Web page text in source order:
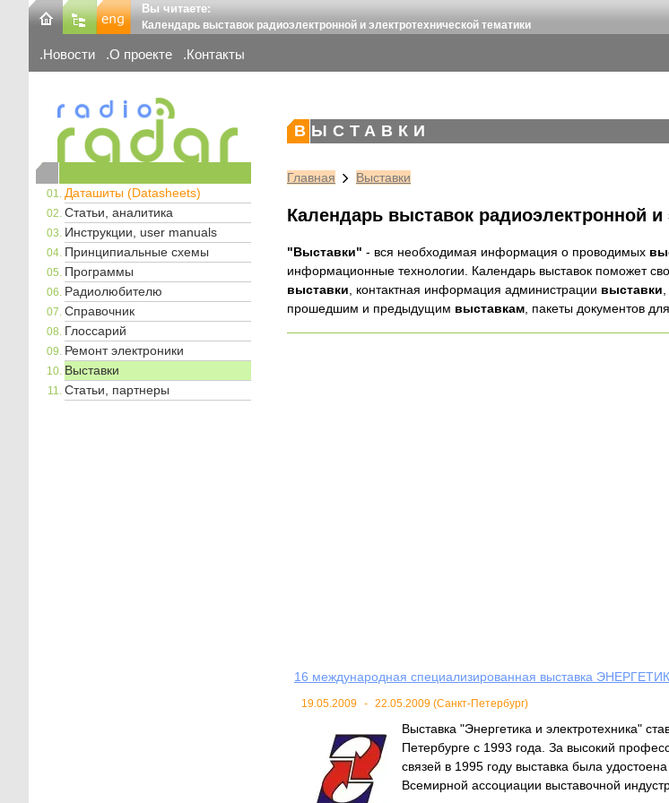
Вы читаете:
Календарь выставок радиоэлектронной и электротехнической тематики
Новости О проекте Контакты
Даташиты (Datasheets)
Статьи, аналитика
Инструкции, user manuals
Принципиальные схемы
Программы
Радиолюбителю
Справочник
Глоссарий
Ремонт электроники
Выставки
Статьи, партнеры
ВЫСТАВКИ
Главная Выставки
Календарь выставок радиоэлектронной и
"Выставки" - вся необходимая информация о проводимых
информационные технологии. Календарь выставок поможет
выставки, контактная информация администрации выставки
прошедшим и предыдущим выставкам, пакеты документов
16 международная специализированная выставка
19.05.2009 - 22.05.2009 (Санкт-Петербург)
Выставка "Энергетика и электротехника"
Петербурге с 1993 года. За высокий
связей в 1995 году выставка была
Всемирной ассоциации выставочной